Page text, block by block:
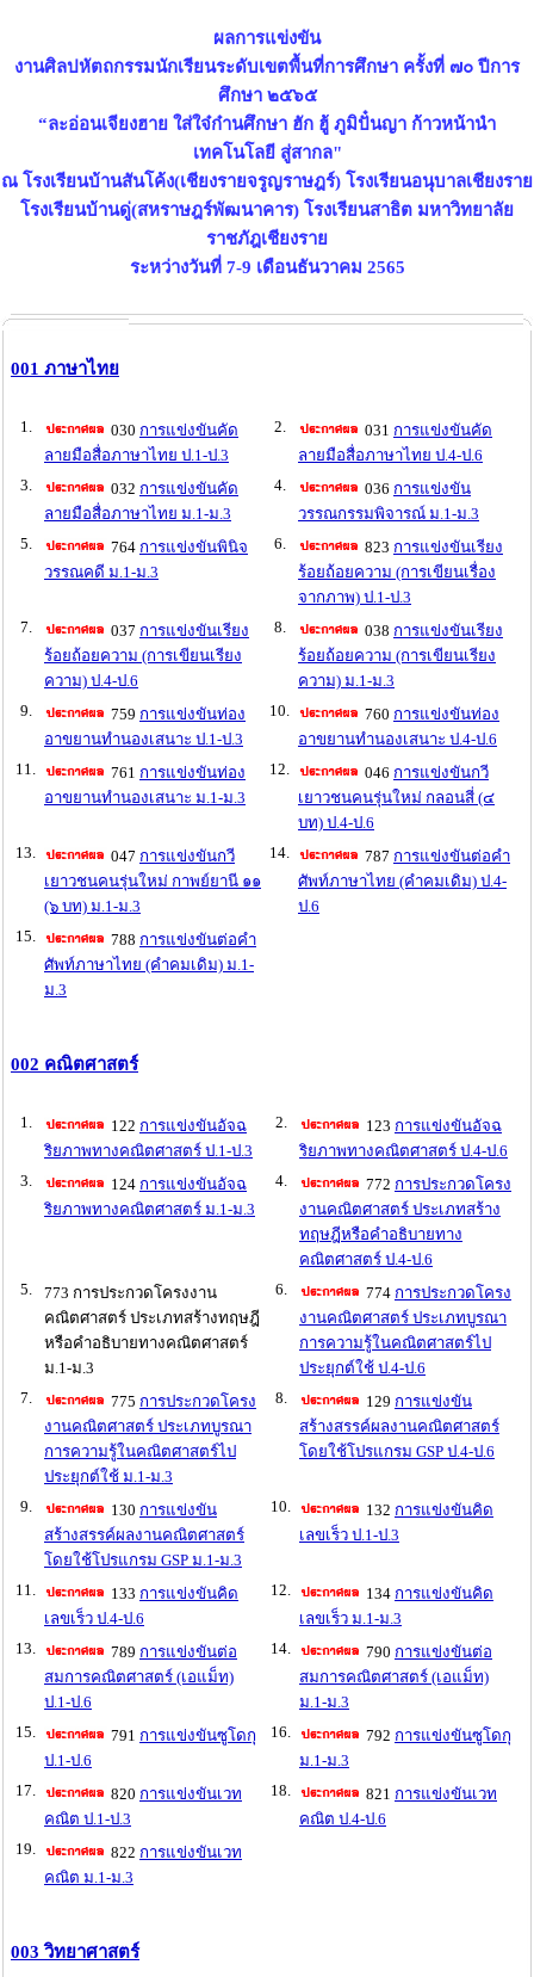
ผลการแข่งขัน
งานศิลปหัตถกรรมนักเรียนระดับเขตพื้นที่การศึกษา ครั้งที่ ๗๐ ปีการ
ศึกษา ๒๕๖๕
“ละอ่อนเจียงฮาย ใส่ใจ๋ก๋านศึกษา ฮัก ฮู้ ภูมิปั๋นญา ก้าวหน้านำ
เทคโนโลยี สู่สากล"
ณ โรงเรียนบ้านสันโค้ง(เชียงรายจรูญราษฎร์) โรงเรียนอนุบาลเชียงราย
โรงเรียนบ้านดู่(สหราษฎร์พัฒนาคาร) โรงเรียนสาธิต มหาวิทยาลัย
ราชภัฎเชียงราย
ระหว่างวันที่ 7-9 เดือนธันวาคม 2565
001 ภาษาไทย
1. 030 การแข่งขันคัด
ลายมือสื่อภาษาไทย ป.1-ป.3
2. 031 การแข่งขันคัด
ลายมือสื่อภาษาไทย ป.4-ป.6
3.
032 การแข่งขันคัด
ลายมือสื่อภาษาไทย ม.1-ม.3
4. 036 การแข่งขัน
วรรณกรรมพิจารณ์ ม.1-ม.3
5.
764 การแข่งขันพินิจ
วรรณคดี ม.1-ม.3
6. 823 การแข่งขันเรียง
ร้อยถ้อยความ (การเขียนเรื่อง
จากภาพ) ป.1-ป.3
7.
037 การแข่งขันเรียง
ร้อยถ้อยความ (การเขียนเรียง
ความ) ป.4-ป.6
8. 038 การแข่งขันเรียง
ร้อยถ้อยความ (การเขียนเรียง
ความ) ม.1-ม.3
9.
759 การแข่งขันท่อง
อาขยานทำนองเสนาะ ป.1-ป.3
10. 760 การแข่งขันท่อง
อาขยานทำนองเสนาะ ป.4-ป.6
11.
761 การแข่งขันท่อง
อาขยานทำนองเสนาะ ม.1-ม.3
12. 046 การแข่งขันกวี
เยาวชนคนรุ่นใหม่ กลอนสี่ (๔
บท) ป.4-ป.6
13.
047 การแข่งขันกวี
เยาวชนคนรุ่นใหม่ กาพย์ยานี ๑๑
(๖ บท) ม.1-ม.3
14. 787 การแข่งขันต่อคำ
ศัพท์ภาษาไทย (คำคมเดิม) ป.4-
ป.6
15.
788 การแข่งขันต่อคำ
ศัพท์ภาษาไทย (คำคมเดิม) ม.1-
ม.3
002 คณิตศาสตร์
1. 122 การแข่งขันอัจฉ
ริยภาพทางคณิตศาสตร์ ป.1-ป.3
2. 123 การแข่งขันอัจฉ
ริยภาพทางคณิตศาสตร์ ป.4-ป.6
3.
124 การแข่งขันอัจฉ
ริยภาพทางคณิตศาสตร์ ม.1-ม.3
4. 772 การประกวดโครง
งานคณิตศาสตร์ ประเภทสร้าง
ทฤษฎีหรือคำอธิบายทาง
คณิตศาสตร์ ป.4-ป.6
5.
773 การประกวดโครงงาน
คณิตศาสตร์ ประเภทสร้างทฤษฎี
หรือคำอธิบายทางคณิตศาสตร์
ม.1-ม.3
6. 774 การประกวดโครง
งานคณิตศาสตร์ ประเภทบูรณา
การความรู้ในคณิตศาสตร์ไป
ประยุกต์ใช้ ป.4-ป.6
7.
775 การประกวดโครง
งานคณิตศาสตร์ ประเภทบูรณา
การความรู้ในคณิตศาสตร์ไป
ประยุกต์ใช้ ม.1-ม.3
8. 129 การแข่งขัน
สร้างสรรค์ผลงานคณิตศาสตร์
โดยใช้โปรแกรม GSP ป.4-ป.6
9. 130 การแข่งขัน
สร้างสรรค์ผลงานคณิตศาสตร์
โดยใช้โปรแกรม GSP ม.1-ม.3
10. 132 การแข่งขันคิด
เลขเร็ว ป.1-ป.3
11. 133 การแข่งขันคิด
เลขเร็ว ป.4-ป.6
12. 134 การแข่งขันคิด
เลขเร็ว ม.1-ม.3
13.
789 การแข่งขันต่อ
สมการคณิตศาสตร์ (เอแม็ท)
ป.1-ป.6
14. 790 การแข่งขันต่อ
สมการคณิตศาสตร์ (เอแม็ท)
ม.1-ม.3
15.
791 การแข่งขันซูโดกุ
ป.1-ป.6
16. 792 การแข่งขันซูโดกุ
ม.1-ม.3
17.
820 การแข่งขันเวท
คณิต ป.1-ป.3
18. 821 การแข่งขันเวท
คณิต ป.4-ป.6
19.
822 การแข่งขันเวท
คณิต ม.1-ม.3
003 วิทยาศาสตร์